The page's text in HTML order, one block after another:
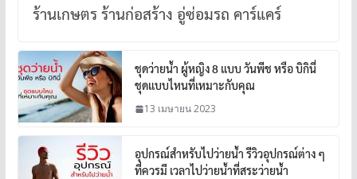
ร้านเกษตร ร้านก่อสร้าง อู่ซ่อมรถ คาร์แคร์
ชุดว่ายน้ำ ผู้หญิง 8 แบบ วันพีช หรือ บิกินี่
ชุดแบบไหนที่เหมาะกับคุณ
13 เมษายน 2023
อุปกรณ์สำหรับไปว่ายน้ำ รีวิวอุปกรณ์ต่าง ๆ
ที่ควรมี เวลาไปว่ายน้ำที่สระว่ายน้ำ